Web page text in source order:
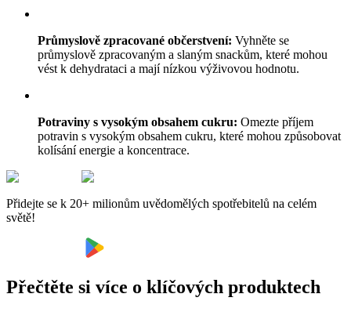
Průmyslově zpracované občerstvení: Vyhněte se
průmyslově zpracovaným a slaným snackům, které mohou
vést k dehydrataci a mají nízkou výživovou hodnotu.
Potraviny s vysokým obsahem cukru: Omezte příjem
potravin s vysokým obsahem cukru, které mohou způsobovat
kolísání energie a koncentrace.
Přidejte se k 20+ milionům uvědomělých spotřebitelů na celém
světě!
Přečtěte si více o klíčových produktech